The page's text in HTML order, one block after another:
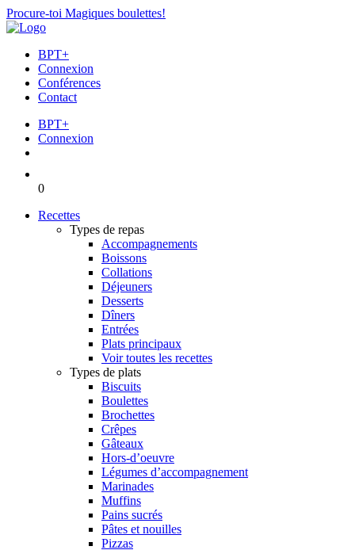
Procure-toi Magiques boulettes!
BPT+
Connexion
Conférences
Contact
BPT+
Connexion
0
Recettes
Types de repas
Accompagnements
Boissons
Collations
Déjeuners
Desserts
Dîners
Entrées
Plats principaux
Voir toutes les recettes
Types de plats
Biscuits
Boulettes
Brochettes
Crêpes
Gâteaux
Hors-d’oeuvre
Légumes d’accompagnement
Marinades
Muffins
Pains sucrés
Pâtes et nouilles
Pizzas